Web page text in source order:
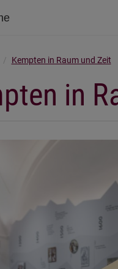
Kempten in Raum und Zeit
in